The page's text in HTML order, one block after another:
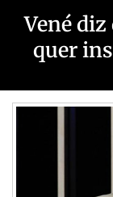
Vené
quer